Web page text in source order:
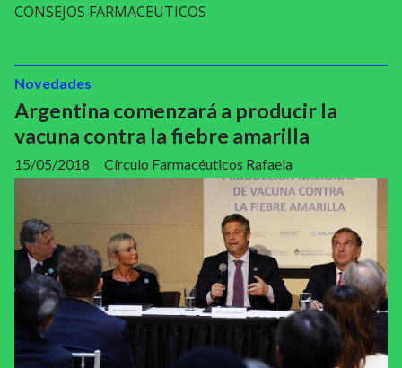
CONSEJOS FARMACEUTICOS
Argentina comenzará a producir la
vacuna contra la fiebre amarilla
Círculo Farmacéuticos Rafaela
Novedades
15/05/2018